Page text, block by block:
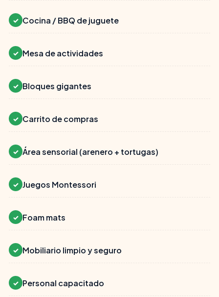
✓ Cocina / BBQ de juguete
✓ Mesa de actividades
✓ Bloques gigantes
✓ Carrito de compras
✓ Área sensorial (arenero + tortugas)
✓ Juegos Montessori
✓ Foam mats
✓ Mobiliario limpio y seguro
✓ Personal capacitado